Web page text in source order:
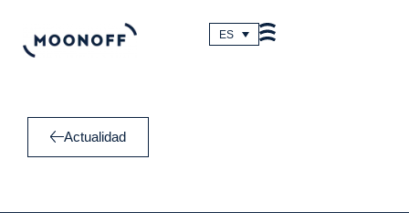
contenido
ES
Actualidad